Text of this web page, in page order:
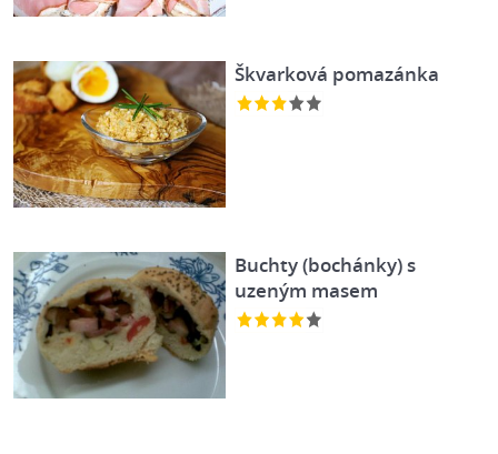
Škvarková pomazánka
Buchty (bochánky) s
uzeným masem